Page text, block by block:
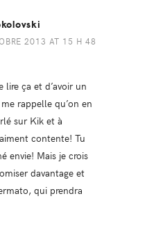
2013 AT 15 H 48
ça et d’avoir un
rappelle qu’on en
sur Kik et à
contente! Tu
envie! Mais je crois
davantage et
qui prendra